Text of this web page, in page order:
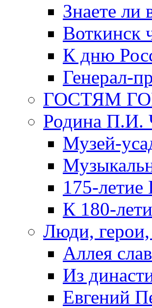
Знаете ли
Воткинск
К дню
Генерал-
ГОСТЯМ
Родина П.И.
Музей-
175-
К 180-
Люди,
Аллея
Из
Евгений